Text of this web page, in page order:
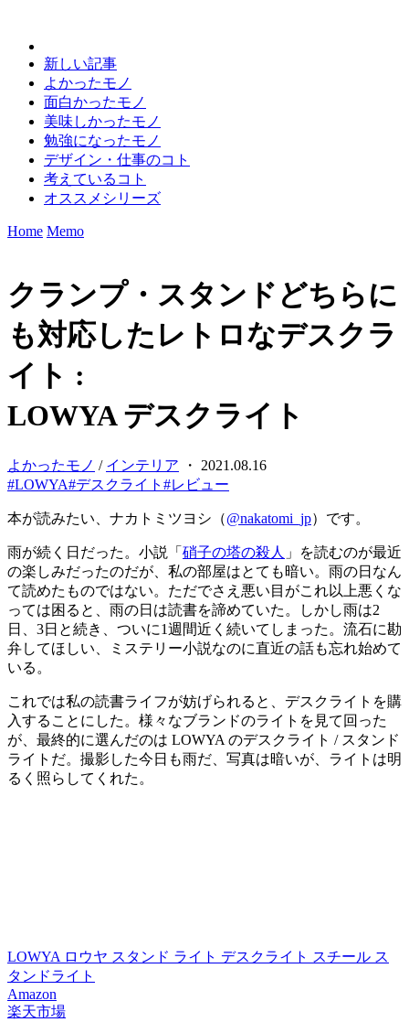
新しい記事
よかったモノ
面白かったモノ
美味しかったモノ
勉強になったモノ
デザイン・仕事のコト
考えているコト
オススメシリーズ
Home Memo
クランプ・スタンドどちらに
も対応したレトロなデスクラ
イト :
LOWYA デスクライト
よかったモノ / インテリア ・ 2021.08.16
#LOWYA#デスクライト #レビュー
本が読みたい、ナカトミツヨシ（@nakatomi_jp）です。
雨が続く日だった。小説「 硝子の塔の殺人 」を読むのが最近
の楽しみだったのだが、私の部屋はとても暗い。雨の日なん
て読めたものではない。ただでさえ悪い目がこれ以上悪くな
っては困ると、雨の日は読書を諦めていた。しかし雨は2
日、3日と続き、ついに1週間近く続いてしまった。流石に勘
弁してほしい、ミステリー小説なのに直近の話も忘れ始めて
いる。
これでは私の読書ライフが妨げられると、デスクライトを購
入することにした。様々なブランドのライトを見て回った
が、最終的に選んだのは LOWYA のデスクライト / スタンド
ライトだ。撮影した今日も雨だ、写真は暗いが、ライトは明
るく照らしてくれた。
LOWYA ロウヤ スタンド ライト デスクライト スチール ス
タンドライト
Amazon
楽天市場